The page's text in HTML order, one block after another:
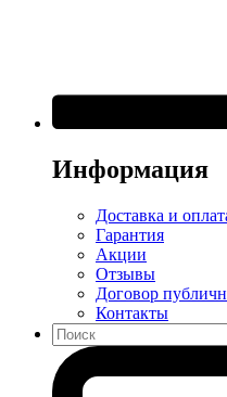
Информация
Доставка и
Гарантия
Акции
Отзывы
Договор
Контакты